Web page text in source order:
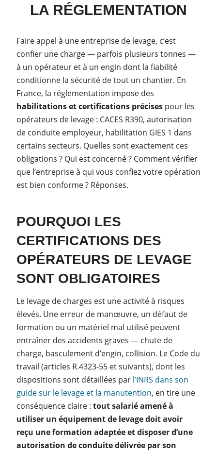
LA RÉGLEMENTATION
Faire appel à une entreprise de levage, c’est
confier une charge — parfois plusieurs tonnes —
à un opérateur et à un engin dont la fiabilité
conditionne la sécurité de tout un chantier. En
France, la réglementation impose des
habilitations et certifications précisespour les
opérateurs de levage : CACES R390, autorisation
de conduite employeur, habilitation GIES 1 dans
certains secteurs. Quelles sont exactement ces
obligations ? Qui est concerné ? Comment vérifier
que l’entreprise à qui vous confiez votre opération
est bien conforme ? Réponses.
POURQUOI LES
CERTIFICATIONS DES
OPÉRATEURS DE LEVAGE
SONT OBLIGATOIRES
Le levage de charges est une activité à risques
élevés. Une erreur de manœuvre, un défaut de
formation ou un matériel mal utilisé peuvent
entraîner des accidents graves — chute de
charge, basculement d’engin, collision. Le Code du
travail (articles R.4323-55 et suivants), dont les
dispositions sont détaillées par l’INRS dans son
guide sur le levage et la manutention, en tire une
conséquence claire : tout salarié amené à
utiliser un équipement de levage doit avoir
reçu une formation adaptée et disposer d’une
autorisation de conduite délivrée par son